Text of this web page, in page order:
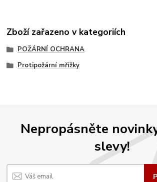
Zboží zařazeno v kategoriích
POŽÁRNÍ OCHRANA
Protipožární mřížky
Nepropásněte
slevy!